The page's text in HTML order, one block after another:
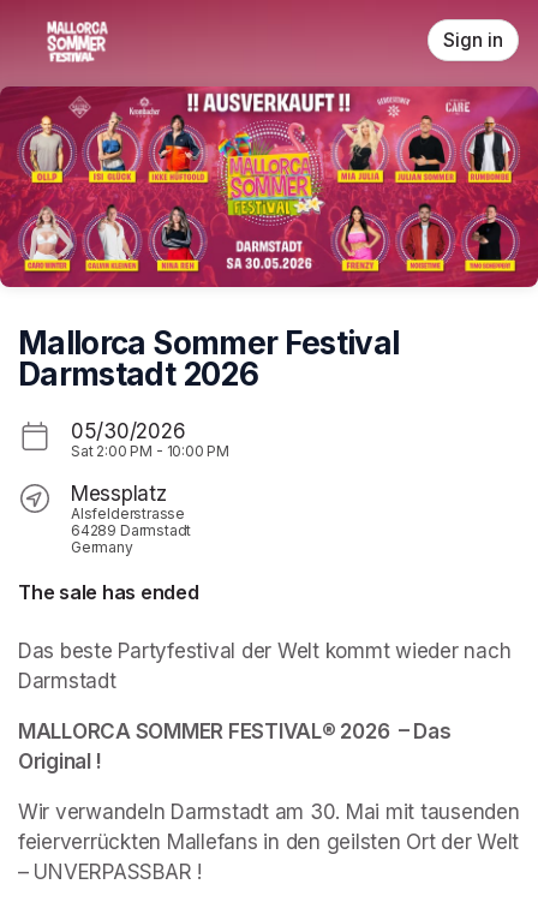
Skip header
Sign in
Mallorca Sommer Festival
Darmstadt 2026
05/30/2026
Sat 2:00 PM - 10:00 PM
Messplatz
Alsfelderstrasse
64289 Darmstadt
Germany
The sale has ended
Das beste Partyfestival der Welt kommt wieder nach
Darmstadt
MALLORCA SOMMER FESTIVAL® 2026  – Das
Original !
Wir verwandeln Darmstadt am 30. Mai mit tausenden
feierverrückten Mallefans in den geilsten Ort der Welt
– UNVERPASSBAR !